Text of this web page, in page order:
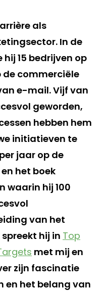
als
In de
15 bedrijven op
de commerciële
e-mail. Vijf van
geworden,
hebben hem
initiatieven te
jaar op de
het boek
waarin hij 100
van het
hij in Top
met mij en
zijn fascinatie
en het belang van